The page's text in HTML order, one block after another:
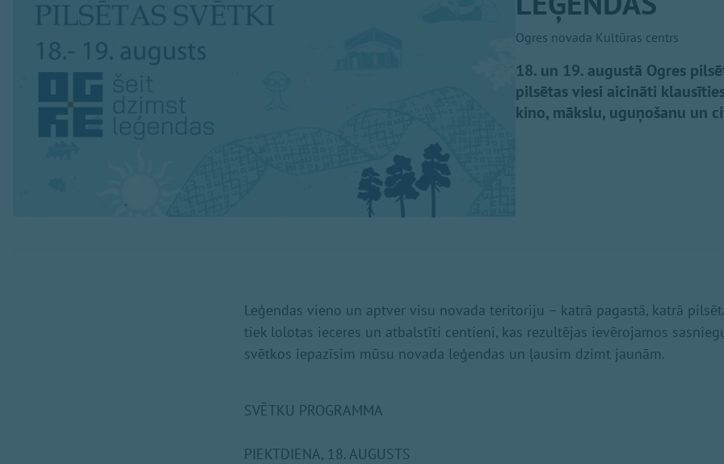
Ogres novada Kultūras centrs
18. un 19. augustā Ogres
pilsētas viesi aicināti
kino, mākslu, uguņošanu un
Leģendas vieno un aptver visu novada teritoriju – katrā pagastā, katrā
tiek lolotas ieceres un atbalstīti centieni, kas rezultējas ievērojamos
svētkos iepazīsim mūsu novada leģendas un ļausim dzimt jaunām.
SVĒTKU PROGRAMMA
PIEKTDIENA, 18. AUGUSTS